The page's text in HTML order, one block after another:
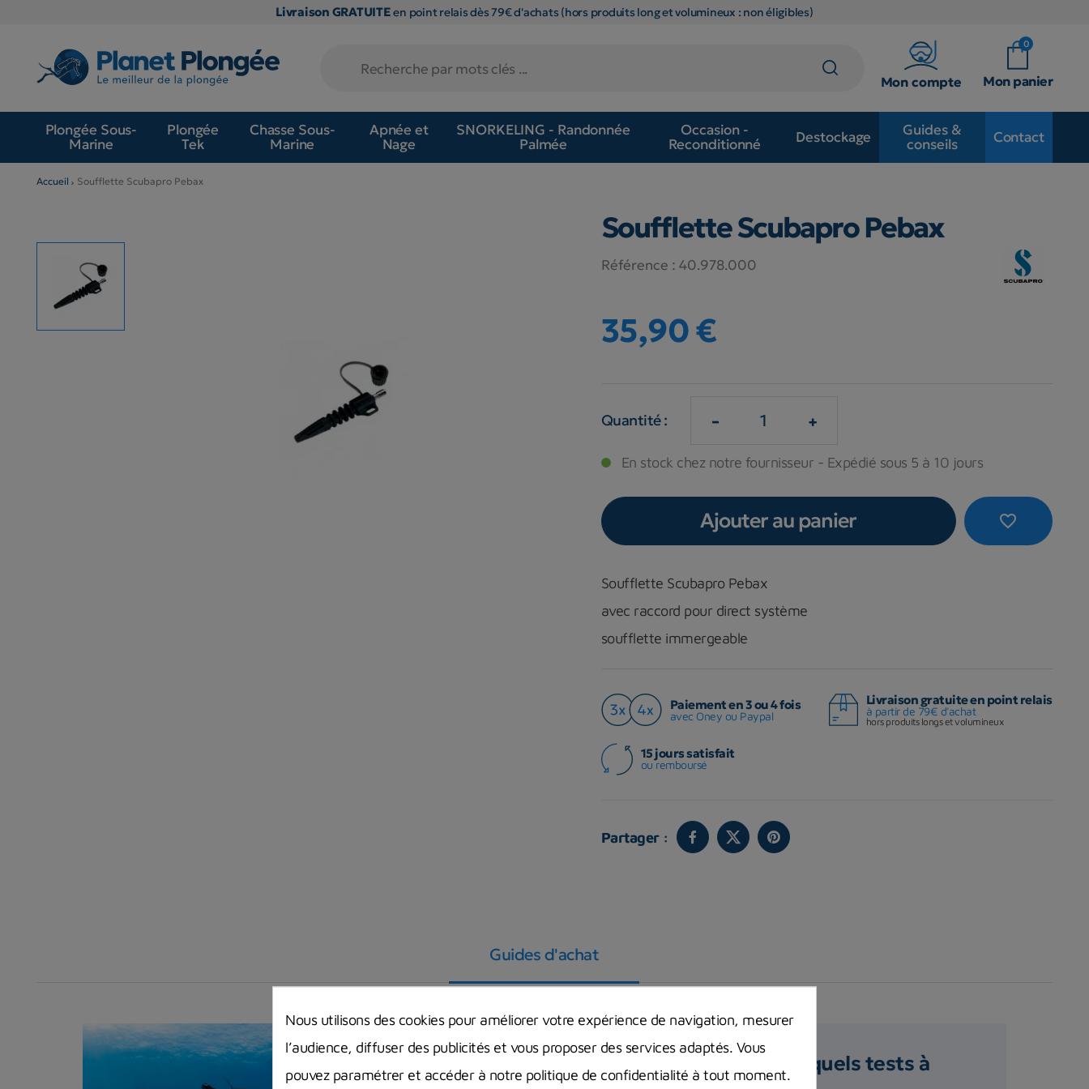
Livraison GRATUITEen point relais dès 79€ d'achats (hors produits long et volumineux : non éligibles)
Mon compte
0
Mon panier
Plongée Sous-
Marine
Plongée
Tek
Chasse Sous-
Marine
Apnée et
Nage
SNORKELING - Randonnée
Palmée
Occasion -
Reconditionné
Destockage
Guides &
conseils
Contact
Accueil Soufflette Scubapro Pebax
Soufflette Scubapro Pebax
Référence : 40.978.000
35,90 €
Quantité : - +
En stock chez notre fournisseur - Expédié sous 5 à 10 jours
favorite_border
Ajouter au panier
Soufflette Scubapro Pebax
avec raccord pour direct système
soufflette immergeable
Paiement en 3 ou 4 fois
avec Oney ou Paypal
Livraison gratuite en point relais
à partir de 79€ d'achat
hors produits longs et volumineux
15 jours satisfait
ou remboursé
Partager :
Guides d'achat
Avoir un bon lestage en plongée sous-marine : quels tests à
Nous utilisons des cookies pour améliorer votre expérience de navigation, mesurer
l’audience, diffuser des publicités et vous proposer des services adaptés. Vous
pouvez paramétrer et accéder à notre politique de confidentialité à tout moment.